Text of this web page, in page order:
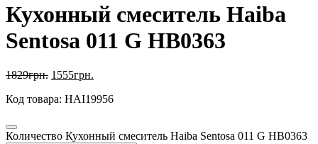
Кухонный смеситель Haiba
Sentosa 011 G HB0363
1829грн. 1555грн.
Код товара: HAI19956
Количество Кухонный смеситель Haiba Sentosa 011 G HB0363